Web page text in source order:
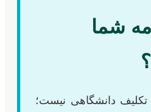
شما
دانشگاهی نیست؛